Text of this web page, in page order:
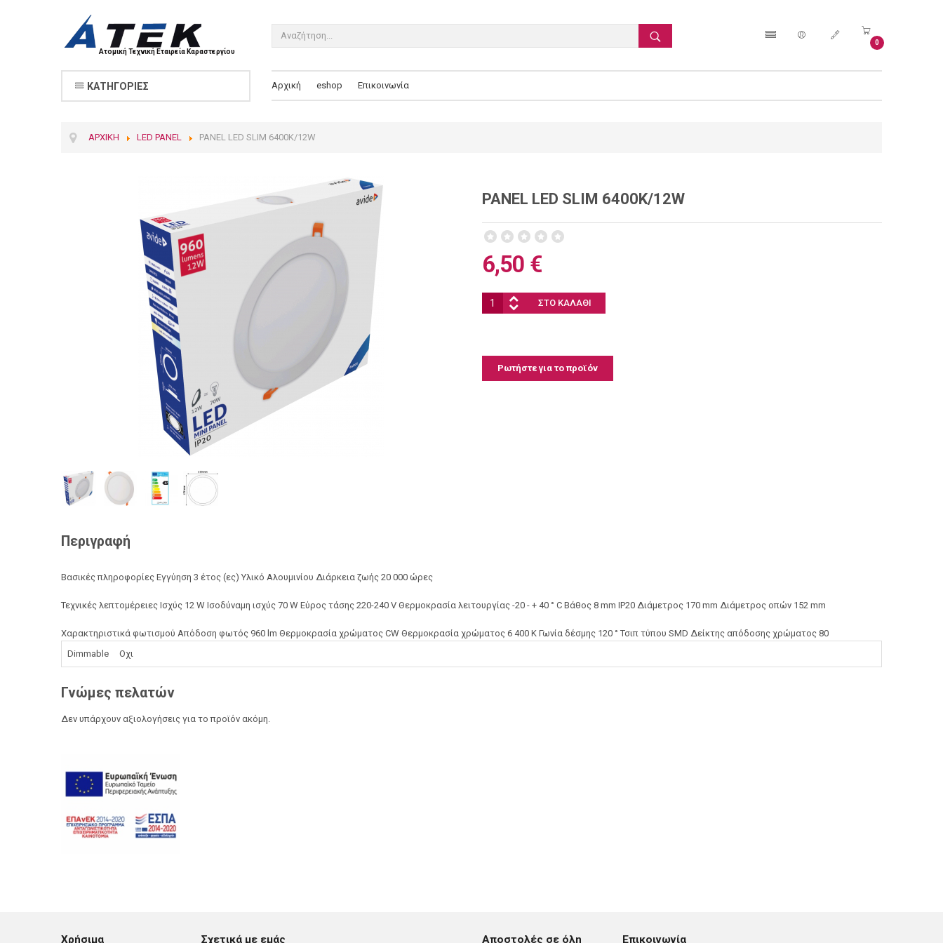
Ατομική Τεχνική Εταιρεία Καραστεργίου
0
ΚΑΤΗΓΟΡΊΕΣ Αρχική eshop Επικοινωνία
ΑΡΧΙΚΉ LED PANEL PANEL LED SLIM 6400K/12W
PANEL LED SLIM 6400K/12W
6,50 €
Ποσότητα:
Ρωτήστε για το προϊόν
Περιγραφή
Βασικές πληροφορίες Εγγύηση 3 έτος (ες) Υλικό Αλουμινίου Διάρκεια ζωής 20 000 ώρες
Τεχνικές λεπτομέρειες Ισχύς 12 W Ισοδύναμη ισχύς 70 W Εύρος τάσης 220-240 V Θερμοκρασία λειτουργίας -20 - + 40 ° C Βάθος 8 mm IP20 Διάμετρος 170 mm Διάμετρος οπών 152 mm
Χαρακτηριστικά φωτισμού Απόδοση φωτός 960 lm Θερμοκρασία χρώματος CW Θερμοκρασία χρώματος 6 400 K Γωνία δέσμης 120 ° Τσιπ τύπου SMD Δείκτης απόδοσης χρώματος 80
Dimmable Οχι
Γνώμες πελατών
Δεν υπάρχουν αξιολογήσεις για το προϊόν ακόμη.
Χρήσιμα Σχετικά με εμάς Αποστολές σε όλη Επικοινωνία